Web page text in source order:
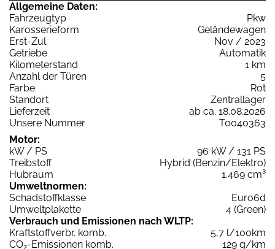
Allgemeine Daten:
Fahrzeugtyp
Pkw
Karosserieform
Geländewagen
Erst-Zul.
Nov / 2023
Getriebe
Automatik
Kilometerstand
1 km
Anzahl der Türen
5
Farbe
Rot
Standort
Zentrallager
Lieferzeit
ab ca. 18.08.2026
Unsere Nummer
T0040363
Motor:
kW / PS
96 kW / 131 PS
Treibstoff
Hybrid (Benzin/Elektro)
Hubraum
1.469 cm³
Umweltnormen:
Schadstoffklasse
Euro6d
Umweltplakette
4 (Green)
Verbrauch und Emissionen nach WLTP:
Kraftstoffverbr. komb.
5,7 l/100km
CO2-Emissionen komb. 129 g/km